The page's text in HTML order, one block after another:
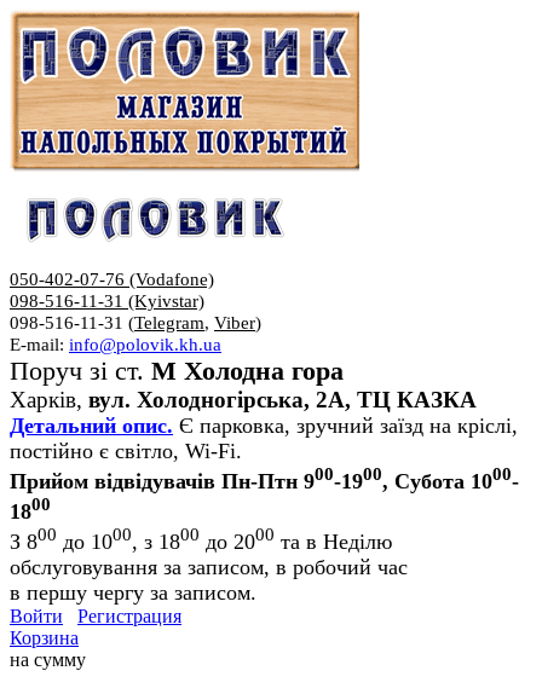
050-402-07-76 (Vodafone)
098-516-11-31 (Kyivstar)
098-516-11-31 (Telegram, Viber)
E-mail: info@polovik.kh.ua
Поруч зі ст. М Холодна гора
Харків, вул. Холодногірська, 2А, ТЦ КАЗКА
Детальний опис. Є парковка, зручний заїзд на кріслі,
постійно є світло, Wi-Fi.
Прийом відвідувачів Пн-Птн 900-1900, Субота 1000-
1800
З 800 до 1000, з 1800 до 2000 та в Неділю
обслуговування за записом, в робочий час
в першу чергу за записом.
Войти
Регистрация
Корзина
на сумму